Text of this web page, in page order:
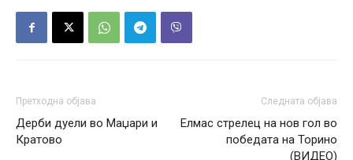
Претходна објава
Дерби дуели во Маџари и
Кратово
Следната објава
Елмас стрелец на нов гол во
победата на Торино
(ВИДЕО)